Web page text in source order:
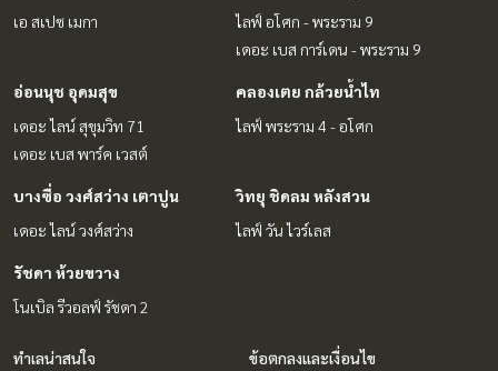
เอ สเปซ เมกา
ไลฟ์ อโศก - พระราม 9
เดอะ เบส การ์เดน - พระราม 9
อ่อนนุช อุดมสุข
เดอะ ไลน์ สุขุมวิท 71
เดอะ เบส พาร์ค เวสต์
คลองเตย กล้วยน้ำไท
ไลฟ์ พระราม 4 - อโศก
บางซื่อ วงศ์สว่าง เตาปูน
เดอะ ไลน์ วงศ์สว่าง
วิทยุ ชิดลม หลังสวน
ไลฟ์ วัน ไวร์เลส
รัชดา ห้วยขวาง
โนเบิล รีวอลฟ์ รัชดา 2
ทำเลน่าสนใจ ข้อตกลงและเงื่อนไข